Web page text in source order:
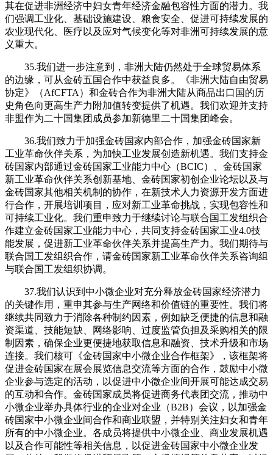
其在促进非洲经济中妇女青年经济金融包容性方面的潜力。我
们强调工业化、基础设施建设、粮食安全、促进可持续发展的
农业现代化、医疗以及应对气候变化等对非洲可持续发展的意
义重大。
35.我们进一步注意到，非洲大陆仍然处于全球贸易体系
的边缘，可从金砖五国合作中获益良多。《非洲大陆自由贸易
协定》（AfCFTA）和金砖合作为非洲大陆从商品出口国的历
史角色向更高生产力附加值转变提供了机遇。我们欢迎并支持
非盟作为二十国集团成员参加新德里二十国集团峰会。
36.我们致力于加强金砖国家内部合作，加强金砖国家新
工业革命伙伴关系，为加快工业发展创造新机遇。我们支持金
砖国家内部通过金砖国家工业能力中心（BCIC）、金砖国家
新工业革命伙伴关系创新基地、金砖国家初创企业论坛以及与
金砖国家其他相关机制的协作，在新技术人力资源开发方面进
行合作，开展培训项目，应对新工业革命挑战，实现包容性和
可持续工业化。我们重申致力于继续讨论与联合国工发组织合
作建立金砖国家工业能力中心，共同支持金砖国家工业4.0技
能发展，促进新工业革命伙伴关系并提高生产力。我们期待与
联合国工发组织合作，请金砖国家新工业革命伙伴关系咨询组
与联合国工发组织协调。
37.我们认识到中小微企业对充分释放金砖国家经济潜力
的关键作用，重申其参与生产网络和价值链的重要性。我们将
继续共同致力于消除各种制约因素，例如缺乏便捷的信息和融
资渠道、技能短缺、网络影响、过度监管负担及采购相关的限
制因素，确保企业更便捷地获取信息和融资、技术升级和市场
连接。我们核可《金砖国家中小微企业合作框架》，该框架将
促进金砖国家在展会展览信息交流等方面的合作，鼓励中小微
企业参与选定的活动，以促进中小微企业间开展可能达成交易
的互动和合作。金砖国家成员将促进商务代表团交流，推动中
小微企业举办具体行业的企业对企业（B2B）会议，以加强金
砖国家中小微企业间合作和商业联盟，并特别关注妇女和青年
所有的中小微企业。各成员将提供中小微企业、商业发展机遇
以及合作可能性等相关信息，以促进金砖国家中小微企业发